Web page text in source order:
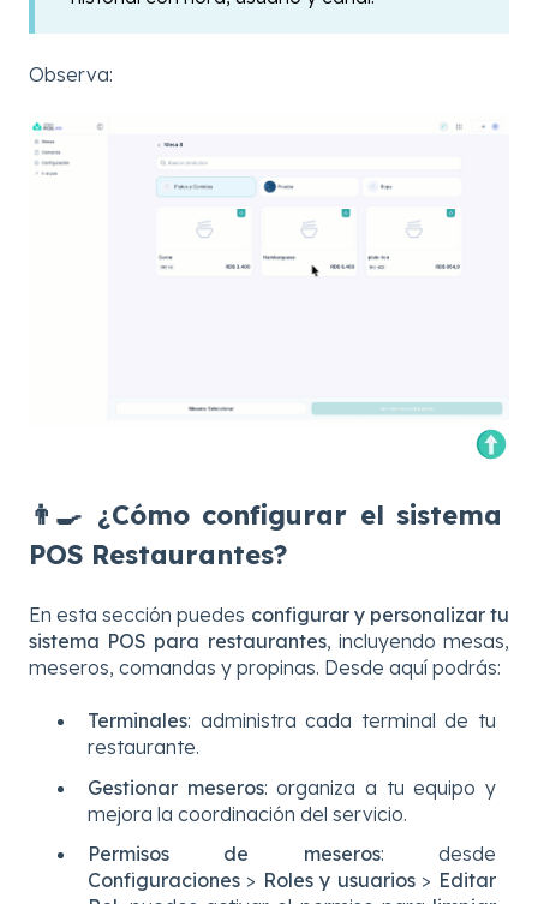
Observa:
👨‍🍳 ¿Cómo configurar el sistema
POS Restaurantes?
En esta sección puedes configurar y personalizar tu
sistema POS para restaurantes, incluyendo mesas,
meseros, comandas y propinas. Desde aquí podrás:
Terminales: administra cada terminal de tu
restaurante.
Gestionar meseros: organiza a tu equipo y
mejora la coordinación del servicio.
Permisos de meseros: desde
Configuraciones > Roles y usuarios> Editar